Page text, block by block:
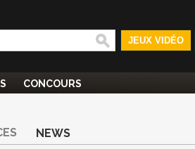
JEUX VIDÉO
CONCOURS
NEWS